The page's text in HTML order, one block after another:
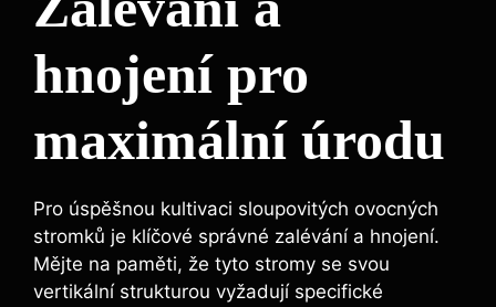
hnojení pro
maximální úrodu
Pro úspěšnou kultivaci sloupovitých ovocných
stromků je klíčové správné zalévání a hnojení.
Mějte na paměti, že tyto stromy se svou
vertikální strukturou vyžadují specifické